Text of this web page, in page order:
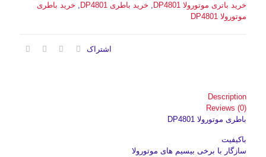
خرید باتری موتورولا DP4801
, خرید باطری DP4801 , خرید باطری
موتورولا DP4801
اشتراک
Description
Reviews (0)
باطری موتورولا DP4801
باکیفیت
سازگار با برخی بیسیم های موتورولا